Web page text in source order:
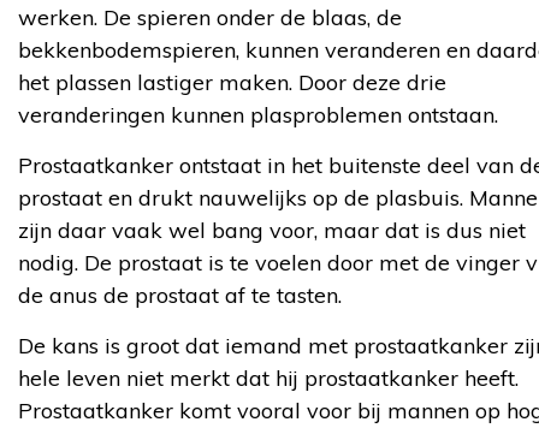
werken. De spieren onder de blaas, de
bekkenbodemspieren, kunnen veranderen en
het plassen lastiger maken. Door deze drie
veranderingen kunnen plasproblemen ontstaan.
Prostaatkanker ontstaat in het buitenste deel van
prostaat en drukt nauwelijks op de plasbuis.
zijn daar vaak wel bang voor, maar dat is dus niet
nodig. De prostaat is te voelen door met de vinger
de anus de prostaat af te tasten.
De kans is groot dat iemand met prostaatkanker
hele leven niet merkt dat hij prostaatkanker heeft.
Prostaatkanker komt vooral voor bij mannen op